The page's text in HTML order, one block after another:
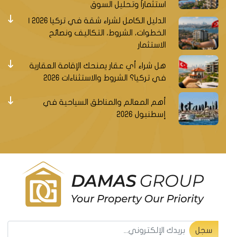
استثماراً وتحليل السوق
الخطوات، الشروط، التكاليف ونصائح
الاستثمار
هل شراء أي عقار يمنحك الإقامة العقارية
في تركيا؟ الشروط والاستثناءات 2026
أهم المعالم والمناطق السياحية في
إسطنبول 2026
سجل